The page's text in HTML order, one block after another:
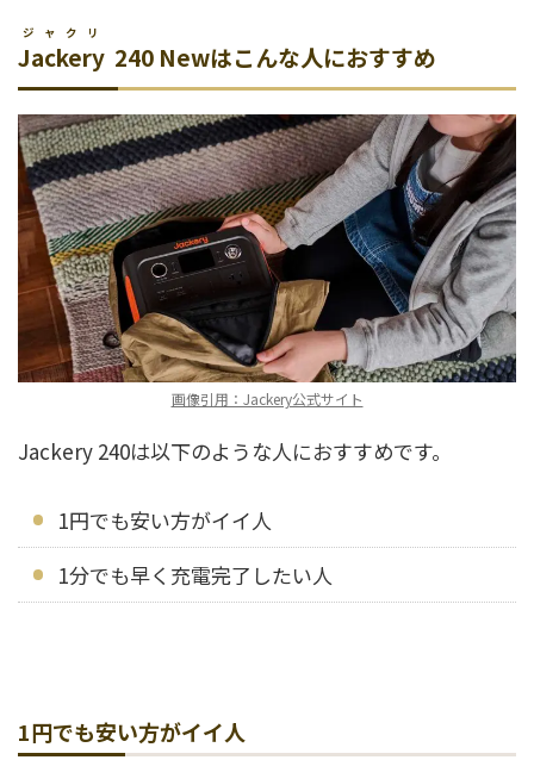
Jackery
ジャクリ
240 Newはこんな人におすすめ
画像引用：Jackery公式サイト
Jackery 240は以下のような人におすすめです。
1円でも安い方がイイ人
1分でも早く充電完了したい人
1円でも安い方がイイ人